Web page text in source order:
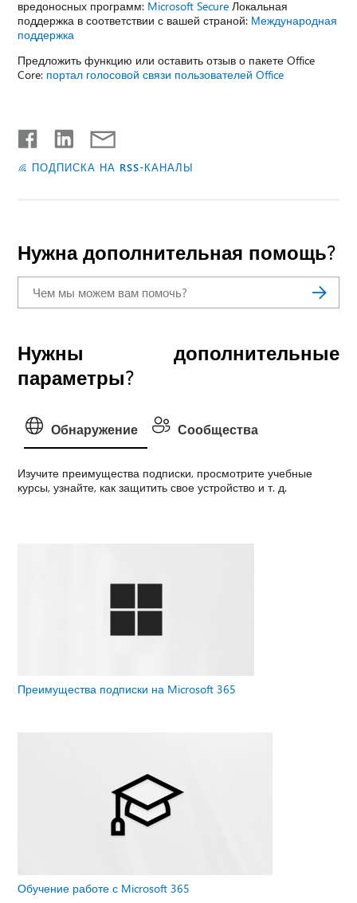
вредоносных программ: Microsoft Secure Локальная
поддержка в соответствии с вашей страной: Международная
поддержка
Предложить функцию или оставить отзыв о пакете Office
Core: портал голосовой связи пользователей Office
ПОДПИСКА НА RSS-КАНАЛЫ
Нужна дополнительная помощь?
Нужны дополнительные
параметры?
Обнаружение Сообщества
Изучите преимущества подписки, просмотрите учебные
курсы, узнайте, как защитить свое устройство и т. д.
Преимущества подписки на Microsoft 365
Обучение работе с Microsoft 365